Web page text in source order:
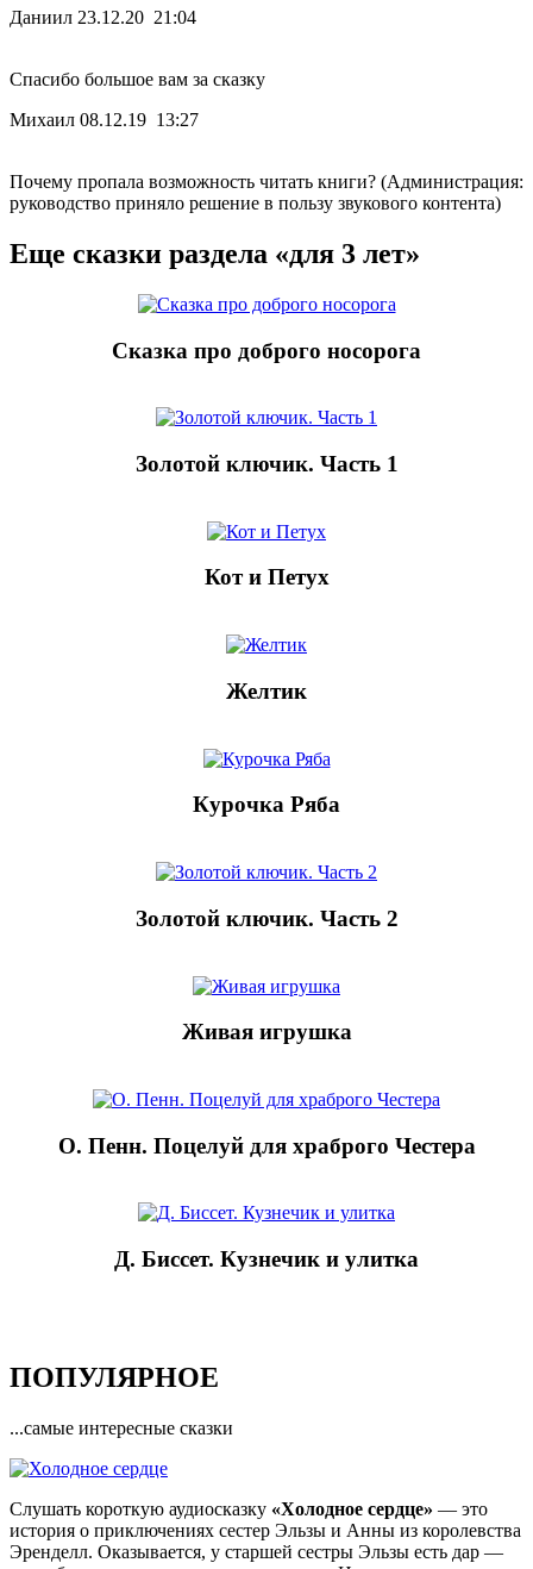
Даниил 23.12.20 21:04
Спасибо большое вам за сказку
Михаил 08.12.19 13:27
Почему пропала возможность читать книги? (Администрация:
руководство приняло решение в пользу звукового контента)
Еще сказки раздела «для 3 лет»
Сказка про доброго носорога
Золотой ключик. Часть 1
Кот и Петух
Желтик
Курочка Ряба
Золотой ключик. Часть 2
Живая игрушка
О. Пенн. Поцелуй для храброго Честера
Д. Биссет. Кузнечик и улитка
ПОПУЛЯРНОЕ
...самые интересные сказки
Слушать короткую аудиосказку «Холодное сердце» — это
история о приключениях сестер Эльзы и Анны из королевства
Эренделл. Оказывается, у старшей сестры Эльзы есть дар —